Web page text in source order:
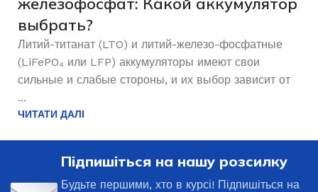
выбрать?
Литий-титанат (LTO) и литий-железо-фосфатные
(LiFePO₄ или LFP) аккумуляторы имеют свои
сильные и слабые стороны, и их выбор зависит от
...
ЧИТАТИ ДАЛІ
Підпишіться на нашу розсилку
Будьте першими, хто в курсі! Підпишіться на